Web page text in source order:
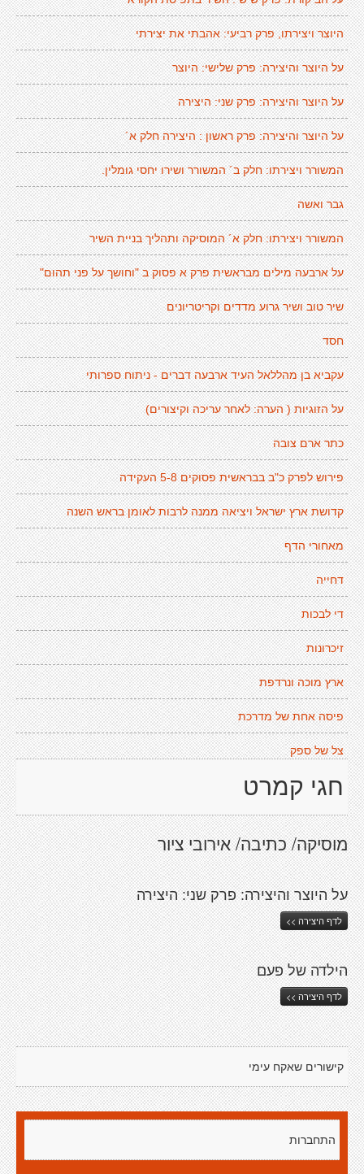
היוצר ויצירתו, פרק רביעי: אהבתי את יצירתי
על היוצר והיצירה: פרק שלישי: היוצר
על היוצר והיצירה: פרק שני: היצירה
על היוצר והיצירה: פרק ראשון : היצירה חלק א´
המשורר ויצירתו: חלק ב´ המשורר ושירו יחסי גומלין.
גבר ואשה
המשורר ויצירתו: חלק א´ המוסיקה ותהליך בניית השיר
על ארבעה מילים מבראשית פרק א פסוק ב "וחושך על פני תהום"
שיר טוב ושיר גרוע מדדים וקריטריונים
חסד
עקביא בן מהללאל העיד ארבעה דברים - ניתוח ספרותי
על הזוגיות ( הערה: לאחר עריכה וקיצורים)
כתר ארם צובה
פירוש לפרק כ"ב בבראשית פסוקים 5-8 העקידה
קדושת ארץ ישראל ויציאה ממנה לרבות לאומן בראש השנה
מאחורי הדף
דחייה
די לבכות
זיכרונות
ארץ מוכה ונרדפת
פיסה אחת של מדרכת
צל של ספק
חגי קמרט
מוסיקה/ כתיבה/ אירובי ציור
על היוצר והיצירה: פרק שני: היצירה
לדף היצירה >>
הילדה של פעם
לדף היצירה >>
קישורים שאקח עימי
התחברות